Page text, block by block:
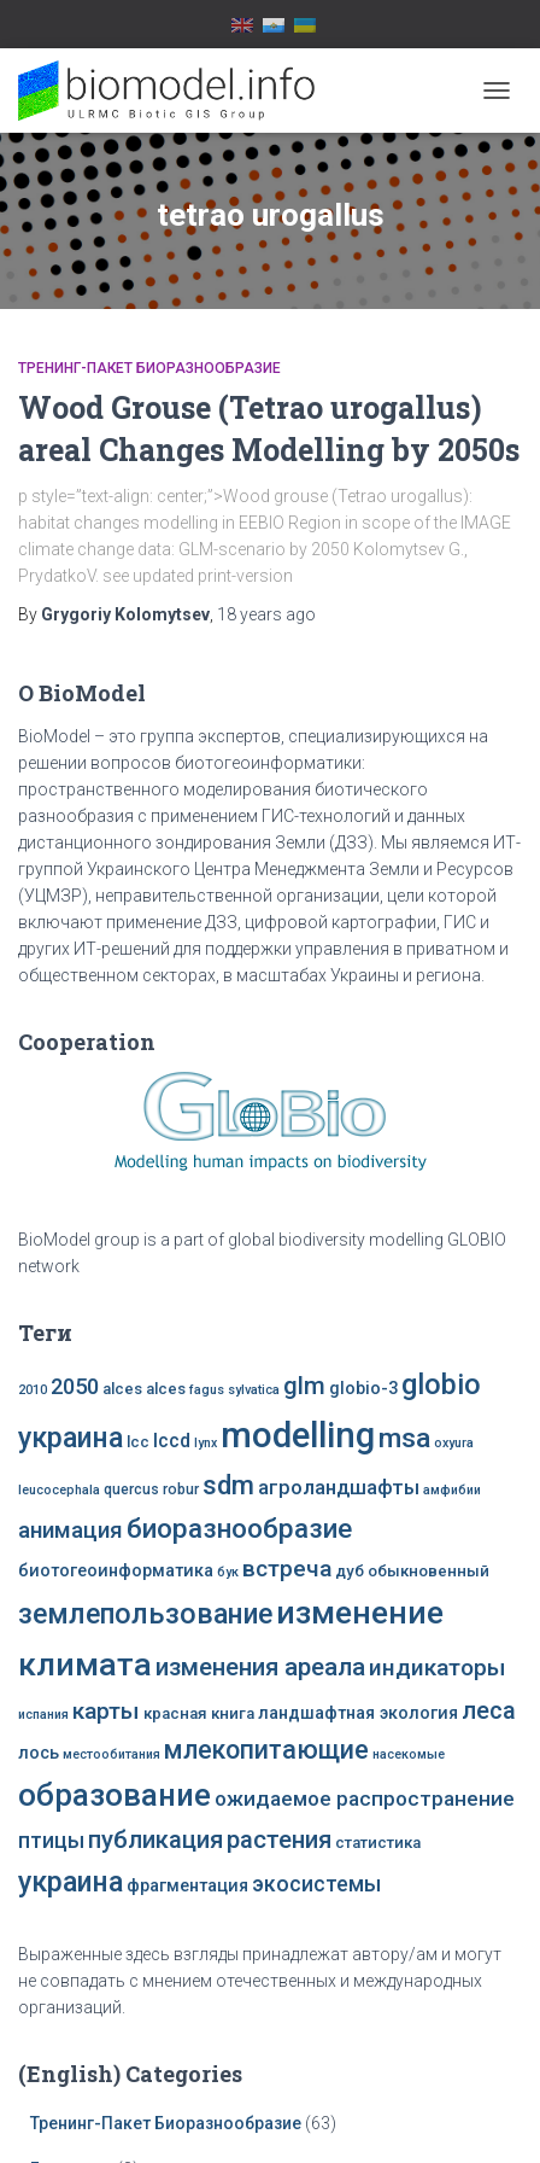
tetrao urogallus
ТРЕНИНГ-ПАКЕТ БИОРАЗНООБРАЗИЕ
Wood Grouse (Tetrao urogallus)
areal Changes Modelling by 2050s
p style=”text-align: center;”>Wood grouse (Tetrao urogallus):
habitat changes modelling in EEBIO Region in scope of the IMAGE
climate change data: GLM-scenario by 2050 Kolomytsev G.,
PrydatkoV. see updated print-version
By Grygoriy Kolomytsev 18 years ago
О BioModel
BioModel – это группа экспертов, специализирующихся на
решении вопросов биотогеоинформатики:
пространственного моделирования биотического
разнообразия с применением ГИС-технологий и данных
дистанционного зондирования Земли (ДЗЗ). Мы являемся ИТ-
группой Украинского Центра Менеджмента Земли и Ресурсов
(УЦМЗР), неправительственной организации, цели которой
включают применение ДЗЗ, цифровой картографии, ГИС и
других ИТ-решений для поддержки управления в приватном и
общественном секторах, в масштабах Украины и региона.
Cooperation
BioModel group is a part of global biodiversity modelling GLOBIO
network
Теги
2010 2050 alces alces fagus sylvatica glm globio-3 globio
украина lcc lccd lynx modellingmsa oxyura
leucocephala quercus robur sdm агроландшафты амфибии
анимация биоразнообразие
биотогеоинформатика бук встреча дуб обыкновенный
землепользованиеизменение
климата изменения ареалаиндикаторы
испания карты красная книга ландшафтная экология леса
лось местообитания млекопитающие насекомые
образование ожидаемое распространение
птицы публикация растения статистика
украина фрагментация экосистемы
Выраженные здесь взгляды принадлежат автору/ам и могут
не совпадать с мнением отечественных и международных
организаций.
(English) Categories
Тренинг-Пакет Биоразнообразие (63)